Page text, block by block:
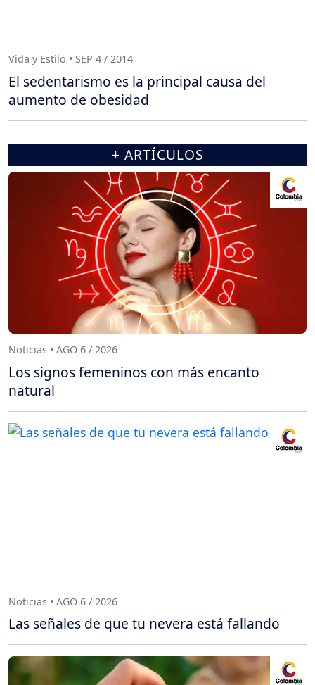
Vida y Estilo • SEP 4 / 2014
El sedentarismo es la principal causa del
aumento de obesidad
+ ARTÍCULOS
Noticias • AGO 6 / 2026
Los signos femeninos con más encanto
natural
Noticias • AGO 6 / 2026
Las señales de que tu nevera está fallando